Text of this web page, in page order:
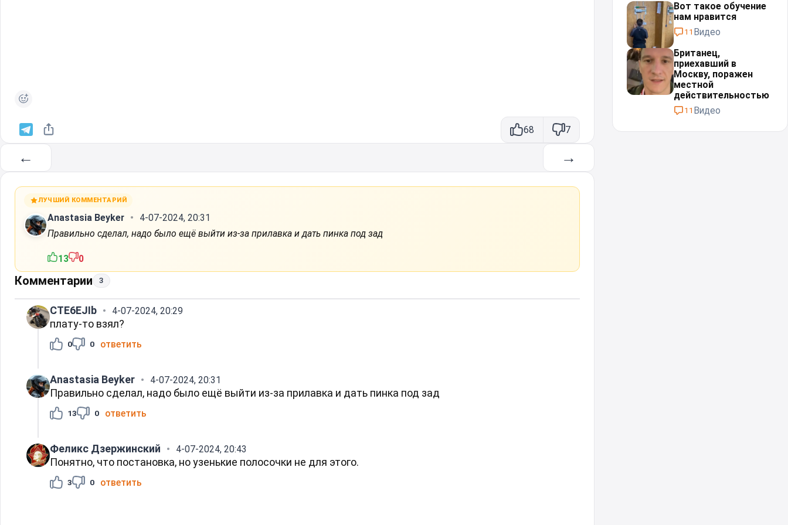
68 7
← →
ЛУЧШИЙ КОММЕНТАРИЙ
Anastasia Beyker
4-07-2024, 20:31
Правильно сделал, надо было ещё выйти из-за прилавка и дать пинка под зад
13 0
Комментарии 3
CTE6EJIb 4-07-2024, 20:29
плату-то взял?
0 0 ответить
Anastasia Beyker 4-07-2024, 20:31
Правильно сделал, надо было ещё выйти из-за прилавка и дать пинка под зад
13 0 ответить
Феликс Дзержинский 4-07-2024, 20:43
Понятно, что постановка, но узенькие полосочки не для этого.
3 0 ответить
Вот такое обучение
нам нравится
11 Видео
Британец,
приехавший в
Москву, поражен
местной
действительностью⁠⁠
11 Видео